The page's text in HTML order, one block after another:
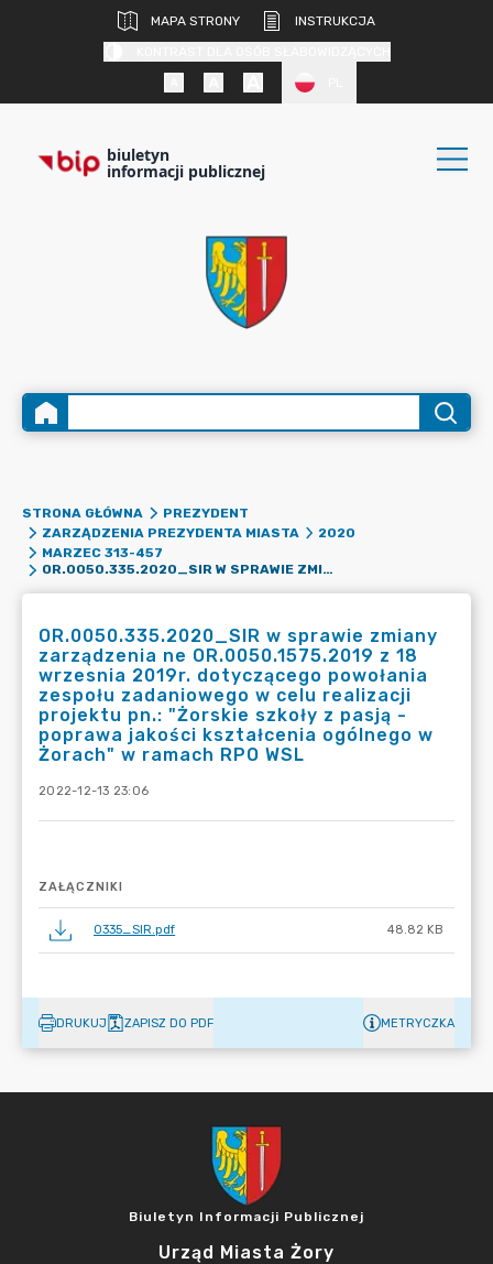
MAPA STRONY
INSTRUKCJA
biuletyn
informacji publicznej
STRONA GŁÓWNA
PREZYDENT
ZARZĄDZENIA PREZYDENTA MIASTA
2020
MARZEC 313-457
OR.0050.335.2020_SIR W SPRAWIE ZMIANY ZARZĄDZENIA NE OR.0050.1575.2019 Z 18 WRZESNIA 2019R. DOTYCZĄCEGO POWOŁANIA ZESPOŁU ZADANIOWEGO W CELU REALIZACJI PROJEKTU PN.: "ŻORSKIE SZKOŁY Z PASJĄ - POPRAWA JAKOŚCI KSZTAŁCENIA OGÓLNEGO W ŻORACH" W RAMACH RPO WSL
OR.0050.335.2020_SIR w sprawie zmiany
zarządzenia ne OR.0050.1575.2019 z 18
wrzesnia 2019r. dotyczącego powołania
zespołu zadaniowego w celu realizacji
projektu pn.: "Żorskie szkoły z pasją -
poprawa jakości kształcenia ogólnego w
Żorach" w ramach RPO WSL
2022-12-13 23:06
ZAŁĄCZNIKI
0335_SIR.pdf 48.82 KB
DRUKUJ ZAPISZ DO PDF METRYCZKA
Biuletyn Informacji Publicznej
Urząd Miasta Żory